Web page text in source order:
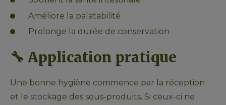
Améliore la palatabilité
Prolonge la durée de conservation
🔧 Application pratique
Une bonne hygiène commence par la réception
et le stockage des sous-produits. Si ceux-ci ne